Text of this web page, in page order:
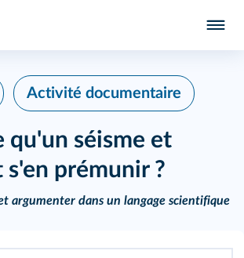
Activité documentaire
qu'un séisme et
s'en prémunir ?
argumenter dans un langage scientifique